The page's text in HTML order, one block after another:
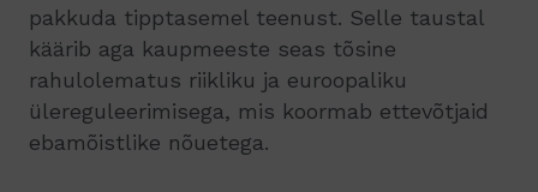
pakkuda tipptasemel teenust. Selle taustal
käärib aga kaupmeeste seas tõsine
rahulolematus riikliku ja euroopaliku
ülereguleerimisega, mis koormab ettevõtjaid
ebamõistlike nõuetega.